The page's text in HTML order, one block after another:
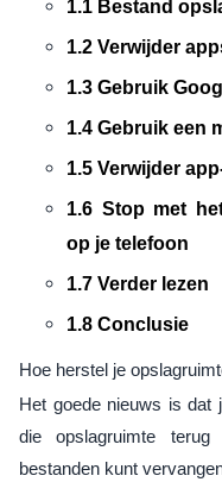
1.1 Bestand
1.2 Verwijder
1.3 Gebruik
1.4 Gebruik een
1.5 Verwijder
1.6 Stop met
op je telefoon
1.7 Verder lezen
1.8 Conclusie
Hoe herstel je
Het goede nieuws is dat
die opslagruimte
bestanden kunt